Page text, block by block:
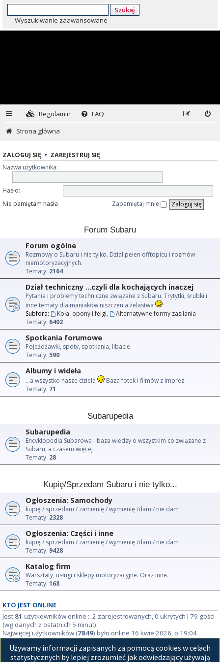
Szukaj
Wyszukiwanie zaawansowane
Regulamin
FAQ
Strona główna
ZALOGUJ SIĘ • ZAREJESTRUJ SIĘ
Nazwa użytkownika:
Hasło:
Nie pamiętam hasła
Zapamiętaj mnie
Forum Subaru
Forum ogólne
Rozmowy o Subaru i nie tylko. Dział pełen offtopicu i rozmów
niemotoryzacyjnych.
Tematy: 2164
Dział techniczny ...czyli dla kochających inaczej
Pytania i problemy techniczne związane z Subaru. Trytytki, śrubki i
inne tematy dla maniaków niszczenia żelastwa
Subfora:
Koła: opony i felgi,
Alternatywne formy zasilania
Tematy: 6402
Spotkania forumowe
Pojeżdżawki, spoty, spotkania, libacje.
Tematy: 590
Albumy i wideła
...a wszystko nasze dzieła
Baza fotek i filmów z imprez.
Tematy: 71
Subarupedia
Subarupedia
Encyklopedia Subarowa - baza wiedzy o wszystkim co związane z
Subaru, a czasem więcej
Tematy: 28
Kupię/Sprzedam Subaru i nie tylko...
Ogłoszenia: Samochody
kupię / sprzedam / zamienię / wymienię /dam / nie dam
Tematy: 2328
Ogłoszenia: Części i inne
kupię / sprzedam / zamienię / wymienię /dam / nie dam
Tematy: 9428
Katalog firm
Warsztaty, usługi i sklepy motoryzacyjne. Oraz inne.
Tematy: 168
KTO JEST ONLINE
Jest 81 użytkowników online :: 2 zarejestrowanych, 0 ukrytych i 79 gości
(wg danych z ostatnich 5 minut)
Najwięcej użytkowników (7849) było online 16 kwie 2026, o 19:04
STATYSTYKI
Używamy informacji zapisanych za pomocą cookies w celach
statystycznych by lepiej zrozumieć jak odwiedzający używają